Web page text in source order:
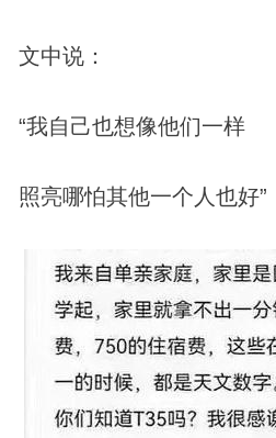
文中说：
“我自己也想像他们一样
照亮哪怕其他一个人也好”